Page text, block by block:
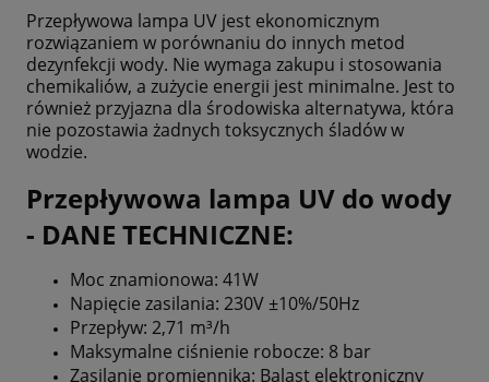
Przepływowa lampa UV jest ekonomicznym
rozwiązaniem w porównaniu do innych metod
dezynfekcji wody. Nie wymaga zakupu i stosowania
chemikaliów, a zużycie energii jest minimalne. Jest to
również przyjazna dla środowiska alternatywa, która
nie pozostawia żadnych toksycznych śladów w
wodzie.
Przepływowa lampa UV do wody
- DANE TECHNICZNE:
Moc znamionowa: 41W
Napięcie zasilania: 230V ±10%/50Hz
Przepływ: 2,71 m³/h
Maksymalne ciśnienie robocze: 8 bar
Zasilanie promiennika: Balast elektroniczny